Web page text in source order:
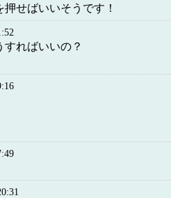
せばいいそうです！
ればいいの？